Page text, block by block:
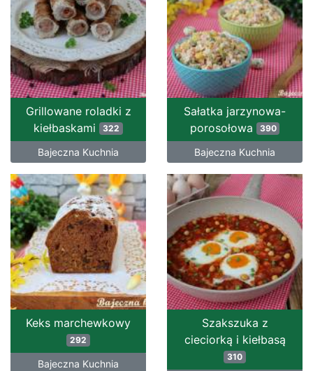
Grillowane roladki z
kiełbaskami 322
Bajeczna Kuchnia
Sałatka jarzynowa-
porosołowa
390
Bajeczna Kuchnia
Keks marchewkowy
292
Bajeczna Kuchnia
Szakszuka z
cieciorką i kiełbasą
310